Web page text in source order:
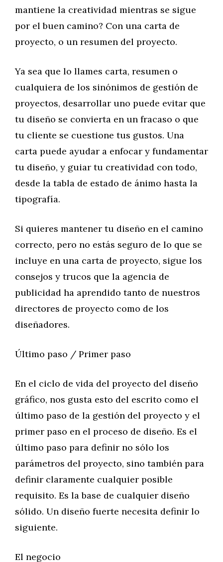
mantiene la creatividad mientras se sigue
por el buen camino? Con una carta de
proyecto, o un resumen del proyecto.
Ya sea que lo llames carta, resumen o
cualquiera de los sinónimos de gestión de
proyectos, desarrollar uno puede evitar que
tu diseño se convierta en un fracaso o que
tu cliente se cuestione tus gustos. Una
carta puede ayudar a enfocar y fundamentar
tu diseño, y guiar tu creatividad con todo,
desde la tabla de estado de ánimo hasta la
tipografía.
Si quieres mantener tu diseño en el camino
correcto, pero no estás seguro de lo que se
incluye en una carta de proyecto, sigue los
consejos y trucos que la agencia de
publicidad ha aprendido tanto de nuestros
directores de proyecto como de los
diseñadores.
Último paso / Primer paso
En el ciclo de vida del proyecto del diseño
gráfico, nos gusta esto del escrito como el
último paso de la gestión del proyecto y el
primer paso en el proceso de diseño. Es el
último paso para definir no sólo los
parámetros del proyecto, sino también para
definir claramente cualquier posible
requisito. Es la base de cualquier diseño
sólido. Un diseño fuerte necesita definir lo
siguiente.
El negocio